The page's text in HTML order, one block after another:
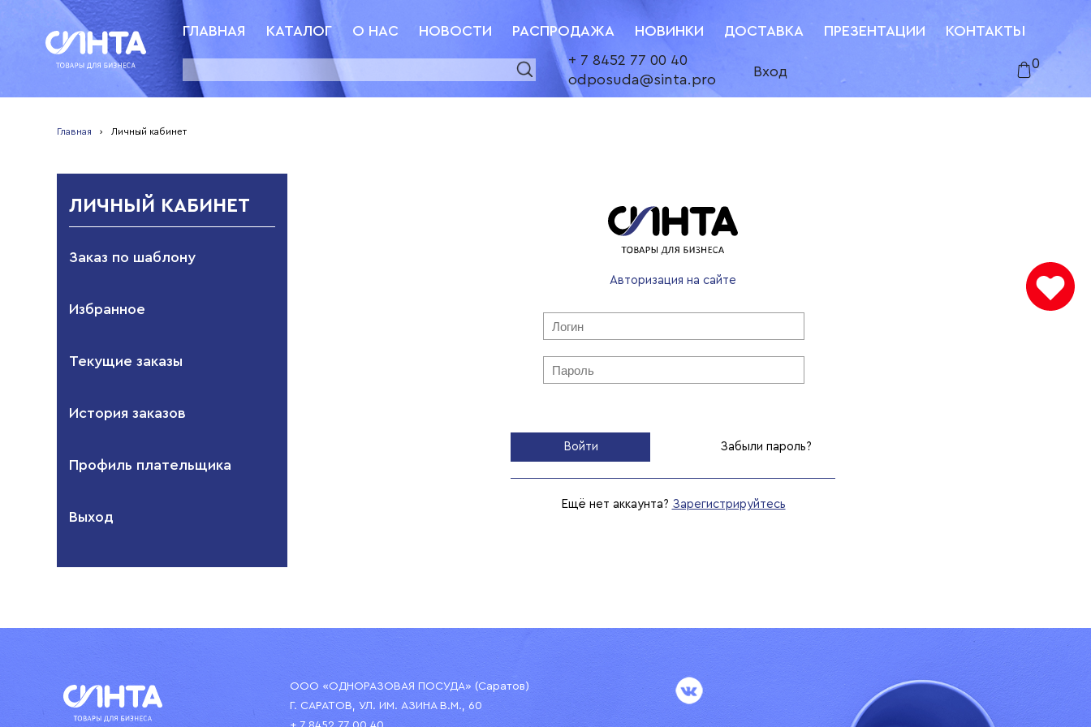
ГЛАВНАЯ КАТАЛОГ О НАС НОВОСТИ РАСПРОДАЖА НОВИНКИ ДОСТАВКА ПРЕЗЕНТАЦИИ
КОНТАКТЫ
+ 7 8452 77 00 40
odposuda@sinta.pro
Вход
0
Главная › Личный кабинет
ЛИЧНЫЙ КАБИНЕТ
Заказ по шаблону
Избранное
Текущие заказы
История заказов
Профиль плательщика
Выход
Авторизация на сайте
Войти Забыли пароль?
Ещё нет аккаунта? Зарегистрируйтесь
ООО «ОДНОРАЗОВАЯ ПОСУДА» (Саратов)
Г. САРАТОВ, УЛ. ИМ. АЗИНА В.М., 60